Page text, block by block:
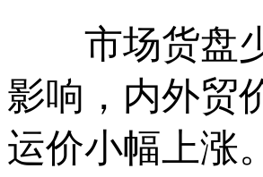
市场货盘少
影响，内外贸
运价小幅上涨